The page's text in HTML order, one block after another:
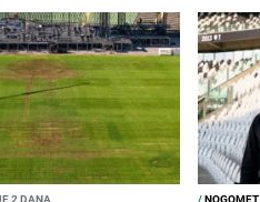
2 DANA /NOGOMET